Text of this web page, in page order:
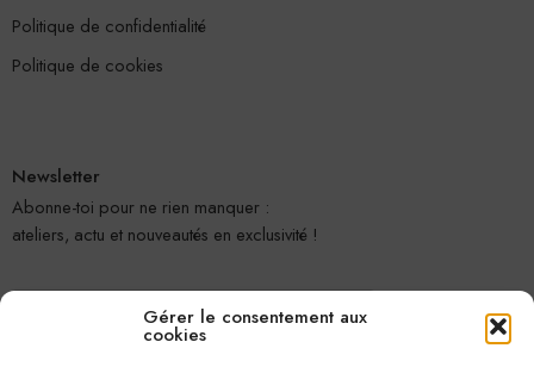
Gérer le consentement aux
cookies
Politique de confidentialité
Politique de cookies
Newsletter
Abonne-toi pour ne rien manquer :
ateliers, actu et nouveautés en exclusivité !